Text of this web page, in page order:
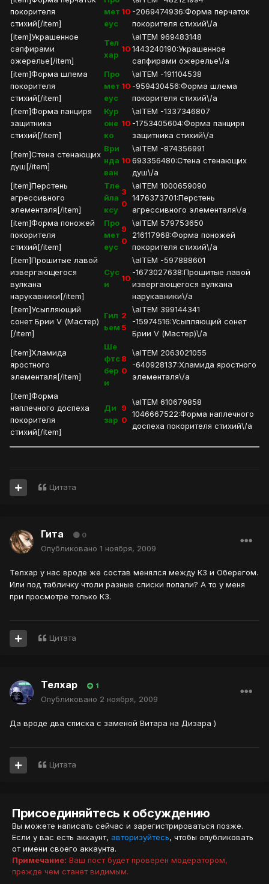
покорителя
стихий[/item]
мет
еус
10 -2069474936:Форма перчаток
покорителя стихий\/a
[item]Украшенное
сапфирами
ожерелье[/item]
Тел
хар
10
\aITEM 969483148
1443240190:Украшенное
сапфирами ожерелье\/a
[item]Форма шлема
покорителя
стихий[/item]
Про
мет
еус
10
\aITEM -191104538
-959430456:Форма шлема
покорителя стихий\/a
[item]Форма панциря
защитника
стихий[/item]
Кур
оне
ко
10
\aITEM -1337346807
-1753405604:Форма панциря
защитника стихий\/a
[item]Стена стенающих
душ[/item]
Ври
нда
ван
10
\aITEM -874356991
693356480:Стена стенающих
душ\/a
[item]Перстень
агрессивного
элементаля[/item]
Тле
йла
ксу
3
0
\aITEM 1000659090
1476373701:Перстень
агрессивного элементаля\/a
[item]Форма поножей
покорителя
стихий[/item]
Про
мет
еус
9
0
\aITEM 579753650
216117968:Форма поножей
покорителя стихий\/a
[item]Прошитые лавой
извергающегося
вулкана
нарукавники[/item]
Сус
и
10
\aITEM -597888601
-1673027638:Прошитые лавой
извергающегося вулкана
нарукавники\/a
[item]Усыпляющий
сонет Брии V (Мастер)
[/item]
Гил
ьем
2
5
\aITEM 399144341
-15974516:Усыпляющий сонет
Брии V (Мастер)\/a
[item]Хламида
яростного
элементаля[/item]
Ше
фтс
бер
и
8
0
\aITEM 2063021055
-640928137:Хламида яростного
элементаля\/a
[item]Форма
наплечного доспеха
покорителя
стихий[/item]
Ди
зар
9
0
\aITEM 610679858
1046667522:Форма наплечного
доспеха покорителя стихий\/a
Цитата
Гита 0
Опубликовано 1 ноября, 2009
Телхар у нас вроде же состав менялся между КЗ и Оберегом.
Или под табличку чтоли разные списки попали? А то у меня
при просмотре только КЗ.
Цитата
Телхар 1
Опубликовано 2 ноября, 2009
Да вроде два списка с заменой Витара на Дизара )
Цитата
Присоединяйтесь к обсуждению
Вы можете написать сейчас и зарегистрироваться позже.
Если у вас есть аккаунт, авторизуйтесь, чтобы опубликовать
от имени своего аккаунта.
Примечание: Ваш пост будет проверен модератором,
прежде чем станет видимым.